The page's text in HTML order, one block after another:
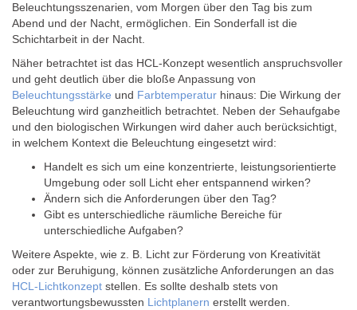
Beleuchtungsszenarien, vom Morgen über den Tag bis zum
Abend und der Nacht, ermöglichen. Ein Sonderfall ist die
Schichtarbeit in der Nacht.
Näher betrachtet ist das HCL-Konzept wesentlich anspruchsvoller
und geht deutlich über die bloße Anpassung von
Beleuchtungsstärke und Farbtemperatur hinaus: Die Wirkung der
Beleuchtung wird ganzheitlich betrachtet. Neben der Sehaufgabe
und den biologischen Wirkungen wird daher auch berücksichtigt,
in welchem Kontext die Beleuchtung eingesetzt wird:
Handelt es sich um eine konzentrierte, leistungsorientierte
Umgebung oder soll Licht eher entspannend wirken?
Ändern sich die Anforderungen über den Tag?
Gibt es unterschiedliche räumliche Bereiche für
unterschiedliche Aufgaben?
Weitere Aspekte, wie z. B. Licht zur Förderung von Kreativität
oder zur Beruhigung, können zusätzliche Anforderungen an das
HCL-Lichtkonzept stellen. Es sollte deshalb stets von
verantwortungsbewussten Lichtplanern erstellt werden.